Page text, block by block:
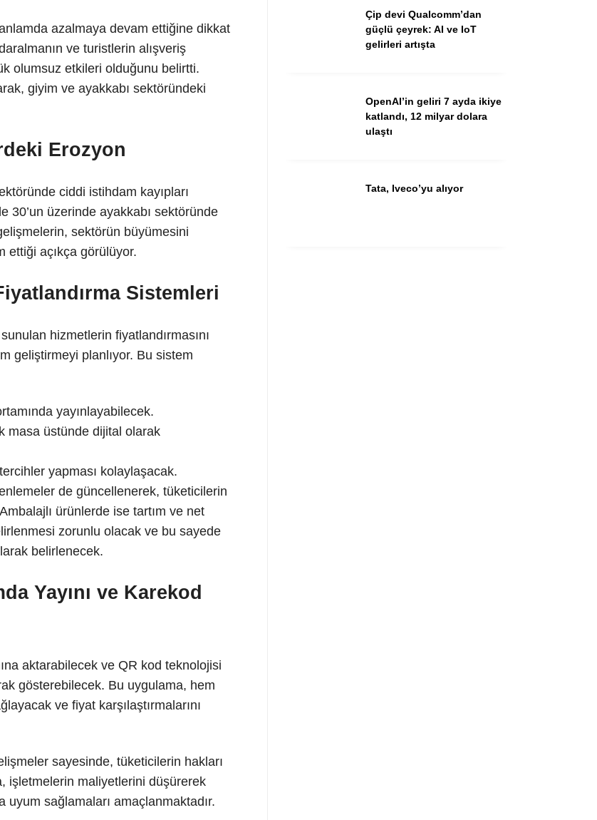
azalmaya devam ettiğine dikkat
ve turistlerin alışveriş
olumsuz etkileri olduğunu belirtti.
giyim ve ayakkabı sektöründeki
Erozyon
ciddi istihdam kayıpları
30’un üzerinde ayakkabı sektöründe
sektörün büyümesini
ettiği açıkça görülüyor.
Sistemleri
hizmetlerin fiyatlandırmasını
geliştirmeyi planlıyor. Bu sistem
yayınlayabilecek.
masa üstünde dijital olarak
yapması kolaylaşacak.
de güncellenerek, tüketicilerin
ürünlerde ise tartım ve net
zorunlu olacak ve bu sayede
belirlenecek.
Yayını ve Karekod
aktarabilecek ve QR kod teknolojisi
gösterebilecek. Bu uygulama, hem
ve fiyat karşılaştırmalarını
sayesinde, tüketicilerin hakları
işletmelerin maliyetlerini düşürerek
uyum sağlamaları amaçlanmaktadır.
Çip devi Qualcomm’dan
güçlü çeyrek: AI ve IoT
gelirleri artışta
OpenAI’in geliri 7 ayda ikiye
katlandı, 12 milyar dolara
ulaştı
Tata, Iveco’yu alıyor